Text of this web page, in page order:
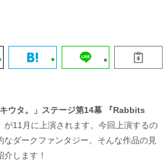
ウタ。」ステージ第14幕 『Rabbits
が11月に上演されます。今回上演するの
なダークファンタジー。そんな作品の見
介します！